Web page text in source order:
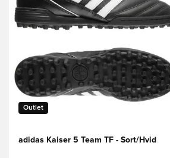
Outlet
adidas Kaiser 5 Team TF - Sort/Hvid